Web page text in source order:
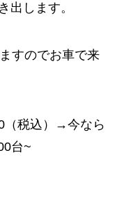
出します。
すのでお車で来
（税込）→今なら
台~